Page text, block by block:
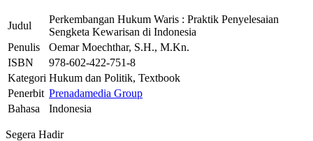
Judul
Perkembangan Hukum Waris : Praktik Penyelesaian
Sengketa Kewarisan di Indonesia
Penulis
Oemar Moechthar, S.H., M.Kn.
ISBN
978-602-422-751-8
Kategori Hukum dan Politik, Textbook
Penerbit Prenadamedia Group
Bahasa
Indonesia
Segera Hadir